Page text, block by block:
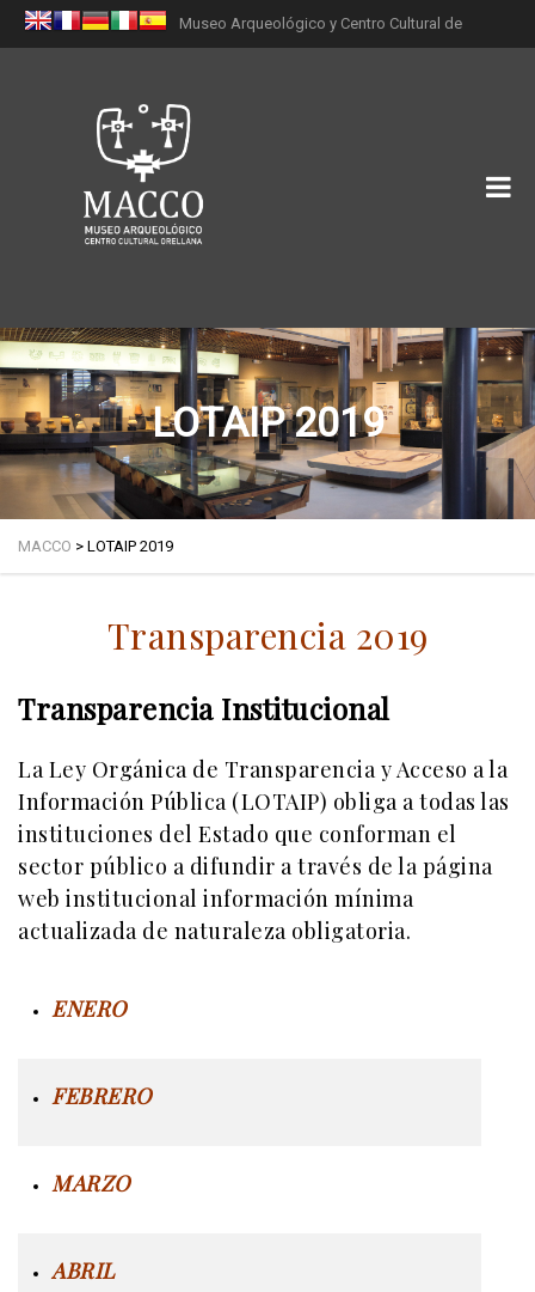
Museo Arqueológico y Centro Cultural de
LOTAIP 2019
MACCO > LOTAIP 2019
Transparencia 2019
Transparencia Institucional
La Ley Orgánica de Transparencia y Acceso a la
Información Pública (LOTAIP) obliga a todas las
instituciones del Estado que conforman el
sector público a difundir a través de la página
web institucional información mínima
actualizada de naturaleza obligatoria.
ENERO
FEBRERO
MARZO
ABRIL